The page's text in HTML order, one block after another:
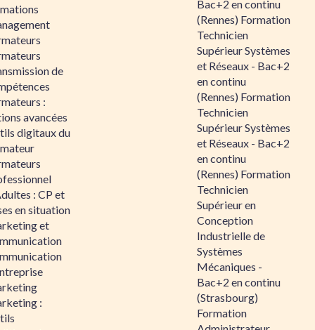
de
:
avancées
digitaux du
: CP et
en situation
et
:
Bac+2 en continu
(Rennes) Formation
Technicien
Supérieur Systèmes
et Réseaux - Bac+2
en continu
(Rennes) Formation
Technicien
Supérieur Systèmes
et Réseaux - Bac+2
en continu
(Rennes) Formation
Technicien
Supérieur en
Conception
Industrielle de
Systèmes
Mécaniques -
Bac+2 en continu
(Strasbourg)
Formation